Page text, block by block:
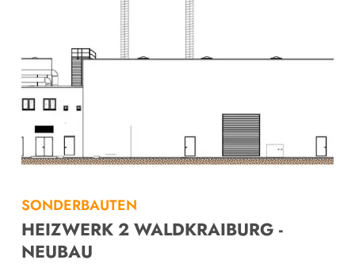
SONDERBAUTEN
HEIZWERK 2 WALDKRAIBURG -
NEUBAU